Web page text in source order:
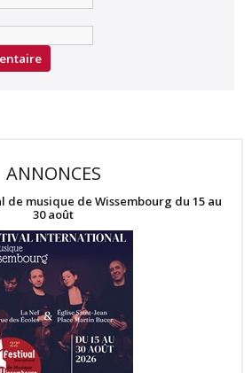
ANNONCES
musique de Wissembourg du 15 au
30 août